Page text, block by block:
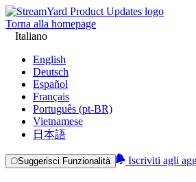
Torna alla homepage
Italiano
English
Deutsch
Español
Français
Português (pt-BR)
Vietnamese
日本語
Suggerisci Funzionalità Iscriviti agli